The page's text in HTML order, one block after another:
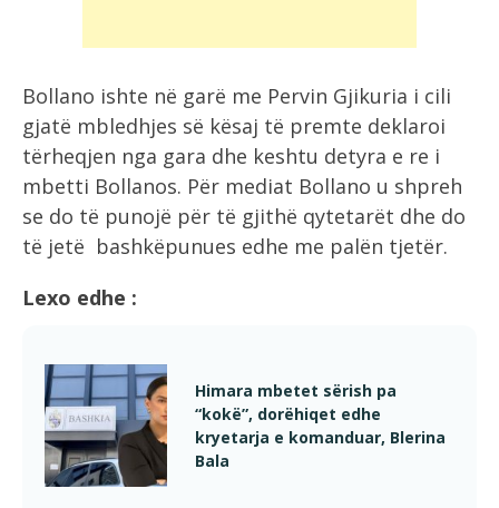
Bollano ishte në garë me Pervin Gjikuria i cili
gjatë mbledhjes së kësaj të premte deklaroi
tërheqjen nga gara dhe keshtu detyra e re i
mbetti Bollanos. Për mediat Bollano u shpreh
se do të punojë për të gjithë qytetarët dhe do
të jetë bashkëpunues edhe me palën tjetër.
Lexo edhe :
Himara mbetet sërish pa
“kokë”, dorëhiqet edhe
kryetarja e komanduar, Blerina
Bala